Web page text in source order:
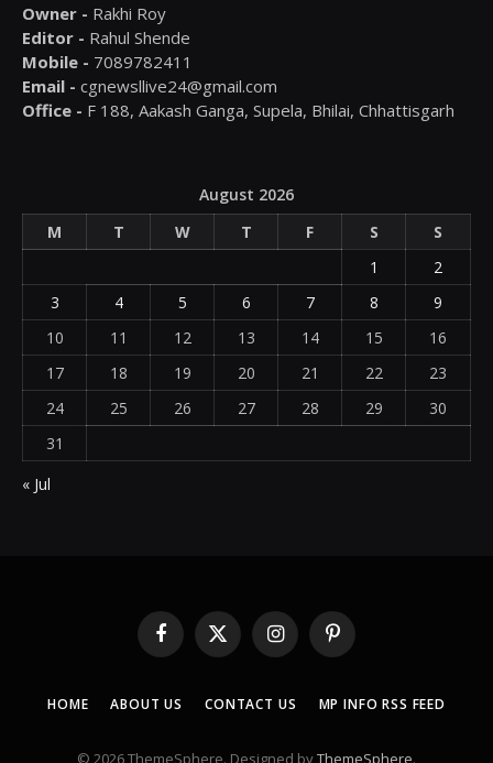
Owner - Rakhi Roy
Editor - Rahul Shende
Mobile - 7089782411
Email - cgnewsllive24@gmail.com
Office - F 188, Aakash Ganga, Supela, Bhilai, Chhattisgarh
August 2026
M
T W T F S
S
1
2
3
4 5 6 7 8
9
10
11 12 13 14 15
16
17
18 19 20 21 22
23
24
25 26 27 28 29
30
31
« Jul
Facebook
X
(Twitter)
InstagramPinterest
HOME ABOUT US CONTACT US MP INFO RSS FEED
© 2026 ThemeSphere. Designed byThemeSphere.